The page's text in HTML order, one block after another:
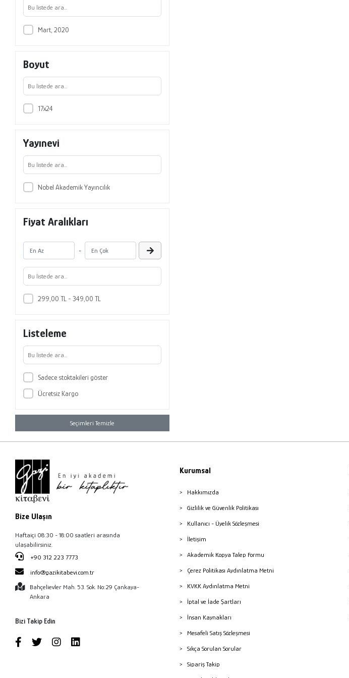
Mart, 2020
Boyut
17x24
Yayınevi
Nobel Akademik Yayıncılık
Fiyat Aralıkları
-
299,00 TL - 349,00 TL
Listeleme
Sadece stoktakileri göster
Ücretsiz Kargo
Seçimleri Temizle
Bize Ulaşın
Haftaiçi 08:30 - 18:00 saatleri arasında
ulaşabilirsiniz.
+90 312 223 7773
info@gazikitabevi.com.tr
Bahçelievler Mah. 53. Sok. No:29 Çankaya-
Ankara
Bizi Takip Edin
Kurumsal
Hakkımızda
Gizlilik ve Güvenlik Politikası
Kullanıcı - Üyelik Sözleşmesi
İletişim
Akademik Kopya Talep Formu
Çerez Politikası Aydınlatma Metni
KVKK Aydınlatma Metni
İptal ve İade Şartları
İnsan Kaynakları
Mesafeli Satış Sözleşmesi
Sıkça Sorulan Sorular
Sipariş Takip